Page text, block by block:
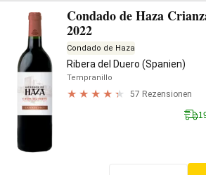
Condado de Haza
2022
Condado de Haza
Ribera del Duero (Spanien)
Tempranillo
57 Rezensionen